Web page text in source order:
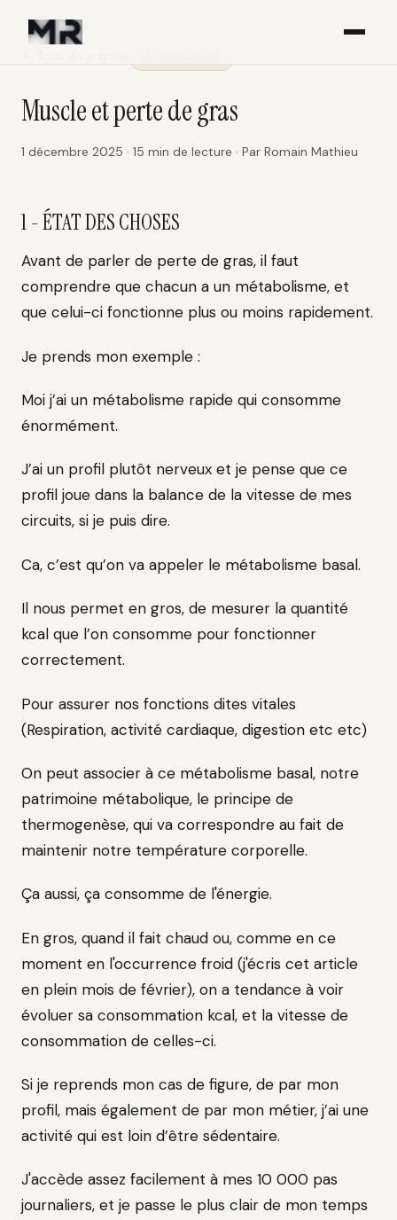
Muscle et perte de gras
1 décembre 2025 · 15 min de lecture · Par Romain Mathieu
1 - ÉTAT DES CHOSES
Avant de parler de perte de gras, il faut
comprendre que chacun a un métabolisme, et
que celui-ci fonctionne plus ou moins rapidement.
Je prends mon exemple :
Moi j’ai un métabolisme rapide qui consomme
énormément.
J’ai un profil plutôt nerveux et je pense que ce
profil joue dans la balance de la vitesse de mes
circuits, si je puis dire.
Ca, c’est qu’on va appeler le métabolisme basal.
Il nous permet en gros, de mesurer la quantité
kcal que l’on consomme pour fonctionner
correctement.
Pour assurer nos fonctions dites vitales
(Respiration, activité cardiaque, digestion etc etc)
On peut associer à ce métabolisme basal, notre
patrimoine métabolique, le principe de
thermogenèse, qui va correspondre au fait de
maintenir notre température corporelle.
Ça aussi, ça consomme de l'énergie.
En gros, quand il fait chaud ou, comme en ce
moment en l'occurrence froid (j'écris cet article
en plein mois de février), on a tendance à voir
évoluer sa consommation kcal, et la vitesse de
consommation de celles-ci.
Si je reprends mon cas de figure, de par mon
profil, mais également de par mon métier, j’ai une
activité qui est loin d’être sédentaire.
J'accède assez facilement à mes 10 000 pas
journaliers, et je passe le plus clair de mon temps